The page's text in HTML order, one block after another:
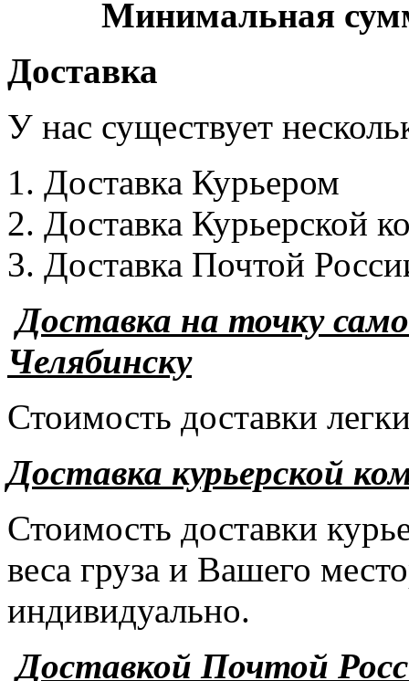
Минимальная
Доставка
У нас существует
Доставка Курьером
Доставка Курьерской
Доставка Почтой
Доставка на точку
Челябинску
Стоимость доставки
Доставка курьерской
Стоимость доставки
веса груза и Вашего
индивидуально.
Доставкой Почтой